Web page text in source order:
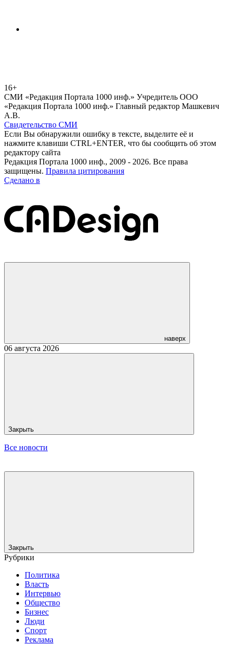
16+
СМИ «Редакция Портала 1000 инф.» Учредитель ООО
«Редакция Портала 1000 инф.» Главный редактор Машкевич
А.В.
Свидетельство СМИ
Если Вы обнаружили ошибку в тексте, выделите её и
нажмите клавиши CTRL+ENTER, что бы сообщить об этом
редактору сайта
Редакция Портала 1000 инф., 2009 - 2026. Все права
защищены. Правила цитирования
Сделано в
наверх
06 августа 2026
Закрыть
Все новости
Закрыть
Рубрики
Политика
Власть
Интервью
Общество
Бизнес
Люди
Спорт
Реклама